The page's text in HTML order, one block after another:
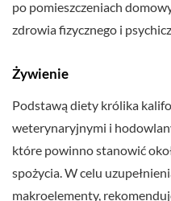
po pomieszczeniach
zdrowia fizycznego i
Żywienie
Podstawą diety królika
weterynaryjnymi i
które powinno stanowić
spożycia. W celu
makroelementy,